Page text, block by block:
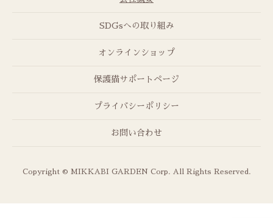
SDGsへの取り組み
オンラインショップ
保護猫サポートページ
プライバシーポリシー
お問い合わせ
Copyright © MIKKABI GARDEN Corp. All Rights Reserved.